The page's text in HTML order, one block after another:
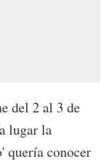
del 2 al 3 de
lugar la
quería conocer